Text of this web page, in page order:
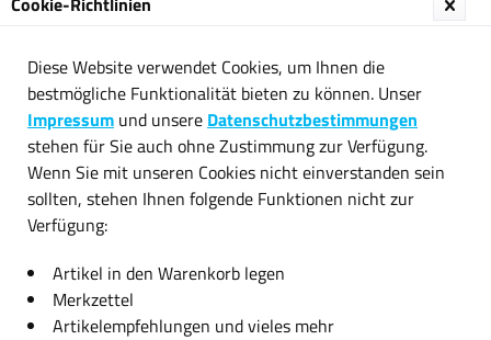
Diese Website verwendet Cookies, um Ihnen die
bestmögliche Funktionalität bieten zu können. Unser
Impressum und unsere Datenschutzbestimmungen
stehen für Sie auch ohne Zustimmung zur Verfügung.
Wenn Sie mit unseren Cookies nicht einverstanden sein
sollten, stehen Ihnen folgende Funktionen nicht zur
Verfügung:
Artikel in den Warenkorb legen
Merkzettel
Artikelempfehlungen und vieles mehr